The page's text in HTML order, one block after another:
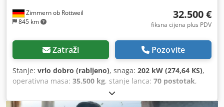
Zimmern ob Rottweil
845 km
32.500 €
fiksna cijena plus PDV
Zatraži Pozovite
Stanje: vrlo dobro (rabljeno), snaga: 202 kW (274,64 KS),
operativna masa: 35.500 kg, stanje lanca: 70 postotak,
, radni sati:
klima-uređaj,